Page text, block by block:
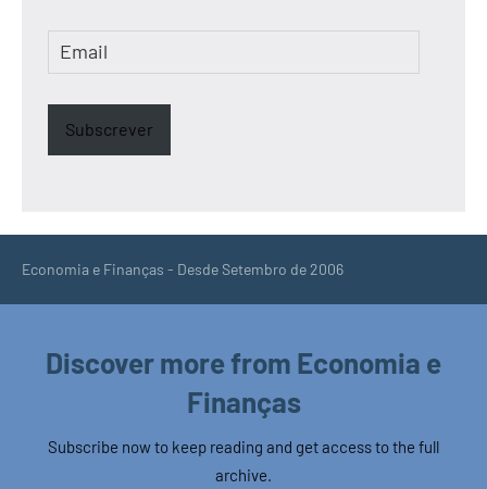
Email
Subscrever
Economia e Finanças - Desde Setembro de 2006
Discover more from Economia e
Finanças
Subscribe now to keep reading and get access to the full
archive.